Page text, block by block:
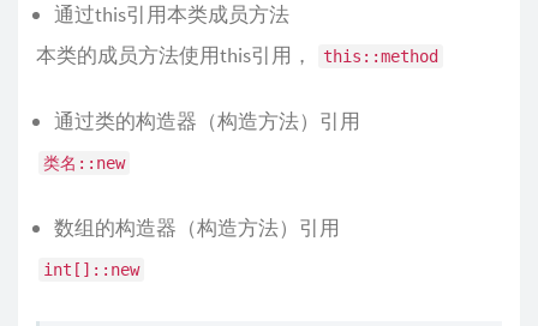
通过this引用本类成员方法
本类的成员方法使用this引用，
this::method
通过类的构造器（构造方法）引用
类名::new
数组的构造器（构造方法）引用
int[]::new